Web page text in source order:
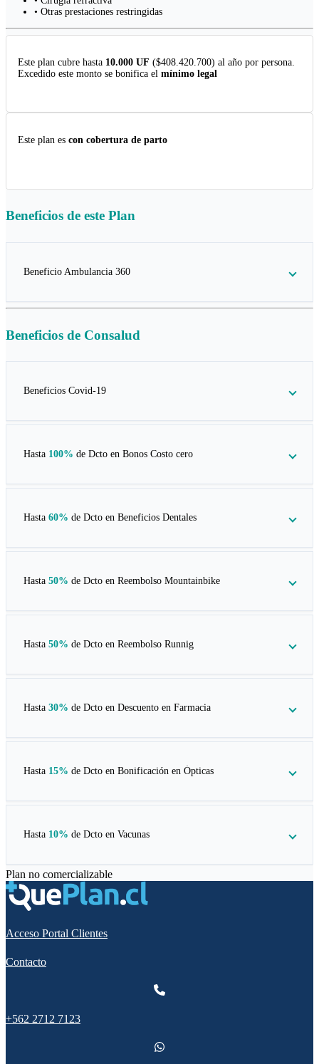
• Otras prestaciones restringidas
Este plan cubre hasta 10.000 UF ($408.420.700) al año por persona.
Excedido este monto se bonifica el mínimo legal
Este plan es con cobertura de parto
Beneficios de este Plan
Beneficio Ambulancia 360
Beneficios de Consalud
Beneficios Covid-19
Hasta 100% de Dcto en Bonos Costo cero
Hasta 60% de Dcto en Beneficios Dentales
Hasta 50% de Dcto en Reembolso Mountainbike
Hasta 50% de Dcto en Reembolso Runnig
Hasta 30% de Dcto en Descuento en Farmacia
Hasta 15% de Dcto en Bonificación en Ópticas
Hasta 10% de Dcto en Vacunas
Plan no comercializable
Acceso Portal Clientes
Contacto
+562 2712 7123